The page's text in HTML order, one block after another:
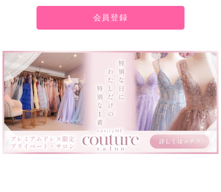
会員登録